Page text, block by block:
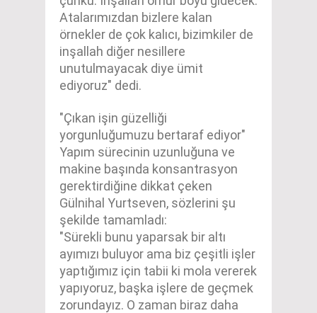
Atalarımızdan bizlere kalan
örnekler de çok kalıcı, bizimkiler de
inşallah diğer nesillere
unutulmayacak diye ümit
ediyoruz" dedi.
"Çıkan işin güzelliği
yorgunluğumuzu bertaraf ediyor"
Yapım sürecinin uzunluğuna ve
makine başında konsantrasyon
gerektirdiğine dikkat çeken
Gülnihal Yurtseven, sözlerini şu
şekilde tamamladı:
"Sürekli bunu yaparsak bir altı
ayımızı buluyor ama biz çeşitli işler
yaptığımız için tabii ki mola vererek
yapıyoruz, başka işlere de geçmek
zorundayız. O zaman biraz daha